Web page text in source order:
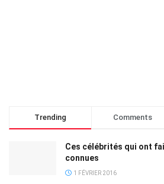
Trending Comments
Ces célébrités qui ont
connues
1 FÉVRIER 2016